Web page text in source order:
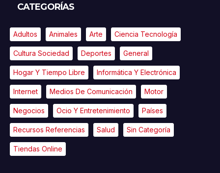
CATEGORÍAS
Adultos Animales Arte Ciencia Tecnología
Cultura Sociedad Deportes General
Hogar Y Tiempo Libre Informática Y Electrónica
Internet Medios De Comunicación Motor
Negocios Ocio Y Entretenimiento Países
Recursos Referencias Salud Sin Categoría
Tiendas Online